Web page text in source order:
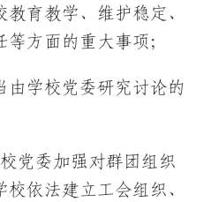
教育教学、维护稳定、
方面的重大事项；
由学校党委研究讨论的
党委加强对群团组织
依法建立工会组织、